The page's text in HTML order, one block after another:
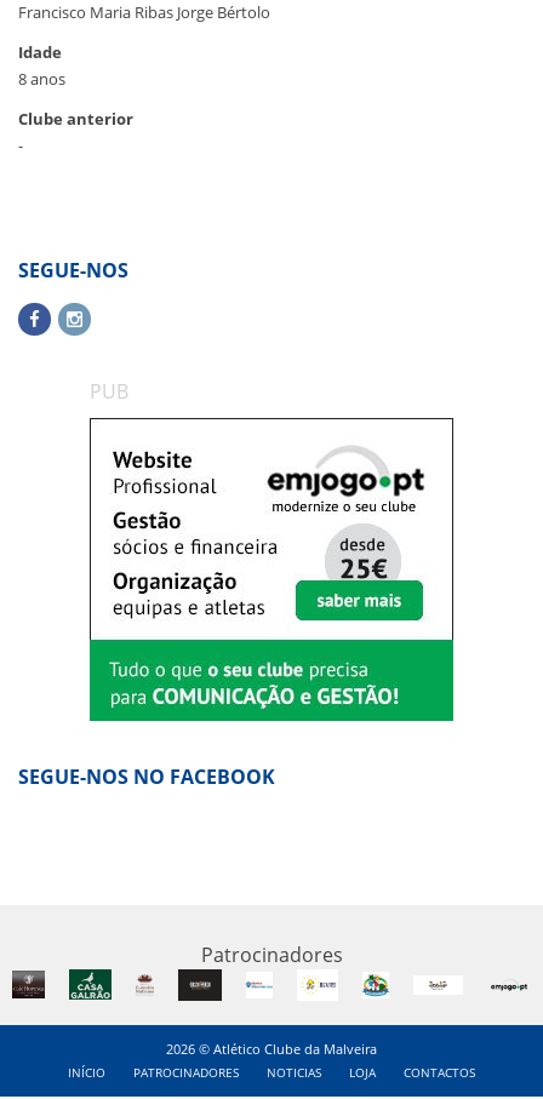
Francisco Maria Ribas Jorge Bértolo
Idade
8 anos
Clube anterior
-
SEGUE-NOS
PUB
SEGUE-NOS NO FACEBOOK
Patrocinadores
2026 © Atlético Clube da Malveira
INÍCIO PATROCINADORES NOTICIAS LOJA CONTACTOS